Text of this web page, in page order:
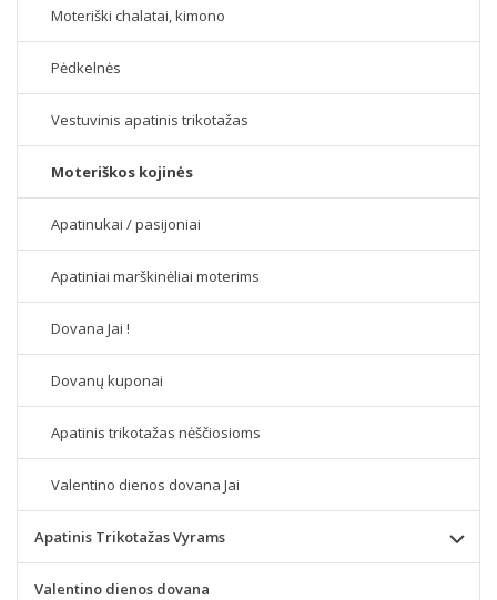
Moteriški chalatai, kimono
Pėdkelnės
Vestuvinis apatinis trikotažas
Moteriškos kojinės
Apatinukai / pasijoniai
Apatiniai marškinėliai moterims
Dovana Jai !
Dovanų kuponai
Apatinis trikotažas nėščiosioms
Valentino dienos dovana Jai
Apatinis Trikotažas Vyrams
Valentino dienos dovana